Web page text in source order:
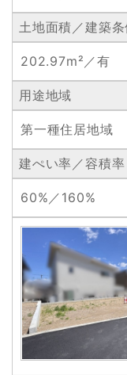
土地面積／建築条
202.97m²／有
用途地域
第一種住居地域
建ぺい率／容積率
60%／160%